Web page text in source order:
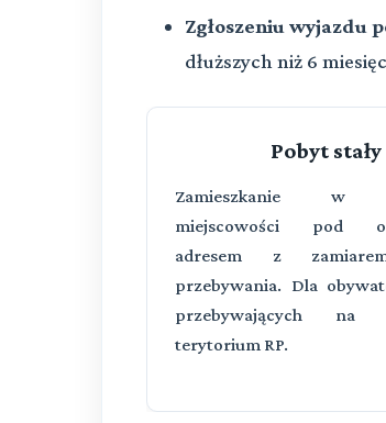
Zgłoszeniu wyjazdu
dłuższych niż 6
Pobyt stały
Zamieszkanie w
miejscowości pod
adresem z
przebywania. Dla
przebywających na
terytorium RP.